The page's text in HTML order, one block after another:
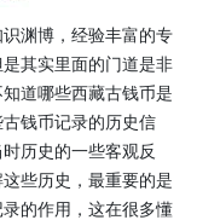
渊博，经验丰富的专
其实里面的门道是非
道哪些西藏古钱币是
钱币记录的历史信
历史的一些客观反
些历史，最重要的是
的作用，这在很多懂